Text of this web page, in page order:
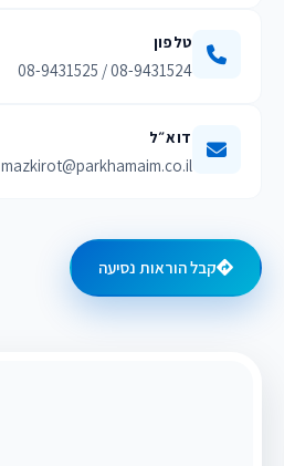
טלפון
08-9431524 / 08-9431525
דוא״ל
mazkirot@parkhamaim.co.il
קבל הוראות נסיעה